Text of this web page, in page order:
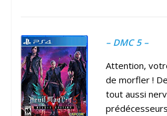
– DMC 5 –
Attention,
de morfler !
tout aussi